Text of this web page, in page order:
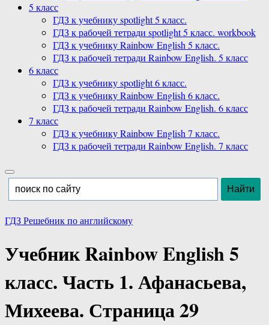
5 класс
ГДЗ к учебнику spotlight 5 класс.
ГДЗ к рабочей тетради spotlight 5 класс. workbook
ГДЗ к учебнику Rainbow English 5 класс.
ГДЗ к рабочей тетради Rainbow English. 5 класс
6 класс
ГДЗ к учебнику spotlight 6 класс.
ГДЗ к учебнику Rainbow English 6 класс.
ГДЗ к рабочей тетради Rainbow English. 6 класс
7 класс
ГДЗ к учебнику Rainbow English 7 класс.
ГДЗ к рабочей тетради Rainbow English. 7 класс
ГДЗ Решебник по английскому
Учебник Rainbow English 5
класс. Часть 1. Афанасьева,
Михеева. Страница 29